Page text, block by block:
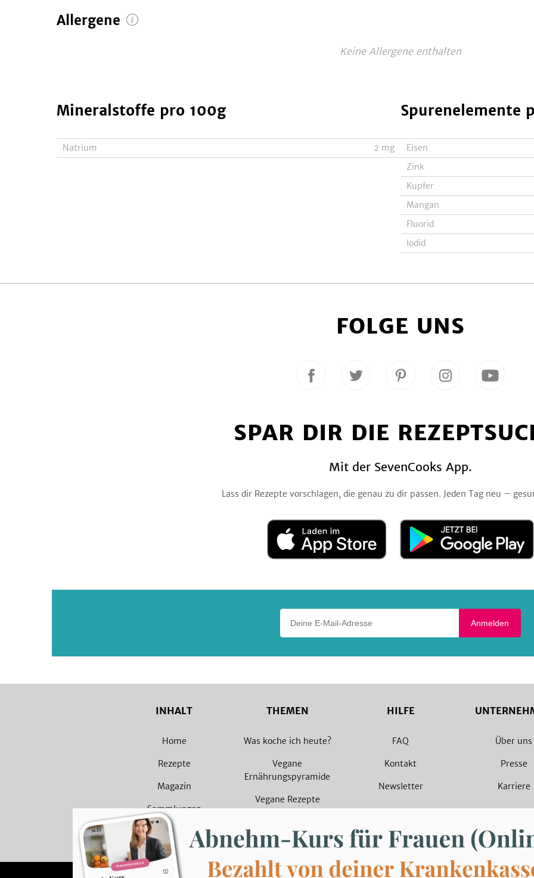
Allergene
Keine Allergene enthalten
Mineralstoffe pro 100g
Natrium 2 mg
Spurenelemente
Eisen
Zink
Kupfer
Mangan
Fluorid
Iodid
FOLGE UNS
Folge
Facebook
Folge
Twitter
Folge
Pinterest
Folge
Instagram
Folge
YouTube
SPAR DIR DIE
Mit der SevenCooks App.
Lass dir Rezepte vorschlagen, die genau zu dir passen. Jeden Tag neu –
Laden
im
App
Jetzt
Google
Anmelden
INHALT
Home
Rezepte
Magazin
Sammlungen
THEMEN
Was koche ich heute?
Vegane
Ernährungspyramide
Vegane Rezepte
HILFE
FAQ
Kontakt
Newsletter
Über uns
Presse
Karriere